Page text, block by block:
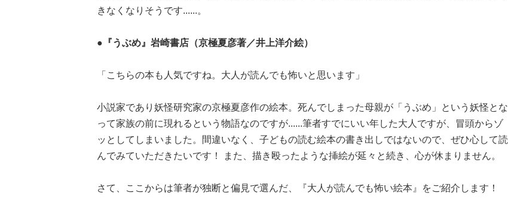
きなくなりそうです......。
●『うぶめ』岩崎書店（京極夏彦著／井上洋介絵）
「こちらの本も人気ですね。大人が読んでも怖いと思います」
小説家であり妖怪研究家の京極夏彦作の絵本。死んでしまった母親が「うぶめ」という妖怪とな
って家族の前に現れるという物語なのですが......筆者すでにいい年した大人ですが、冒頭からゾ
ッとしてしまいました。間違いなく、子どもの読む絵本の書き出しではないので、ぜひ心して読
んでみていただきたいです！ また、描き殴ったような挿絵が延々と続き、心が休まりません。
さて、ここからは筆者が独断と偏見で選んだ、『大人が読んでも怖い絵本』をご紹介します！